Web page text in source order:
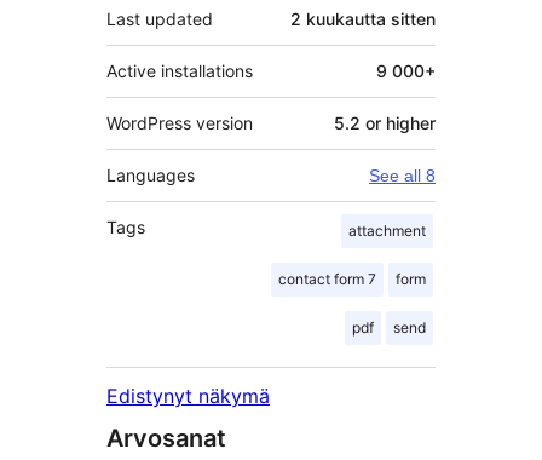
Last updated 2 kuukautta sitten
Active installations 9 000+
WordPress version 5.2 or higher
Languages See all 8
Tags attachment
contact form 7 form
pdf send
Edistynyt näkymä
Arvosanat